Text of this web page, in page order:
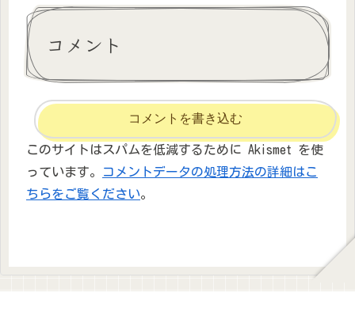
コメント
コメントを書き込む
このサイトはスパムを低減するために Akismet を使
っています。
コメントデータの処理方法の詳細はこ
ちらをご覧ください。